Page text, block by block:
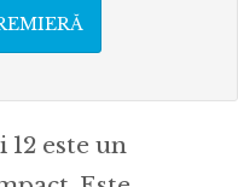
este un